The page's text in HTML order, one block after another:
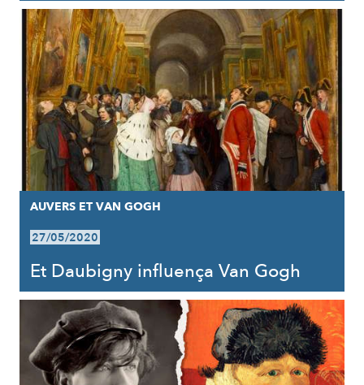
AUVERS ET VAN GOGH
27/05/2020
Et Daubigny influença Van Gogh